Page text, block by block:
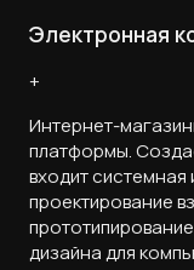
Электронная
+
Интернет-
платформы.
входит системная
проектирование
дизайна для